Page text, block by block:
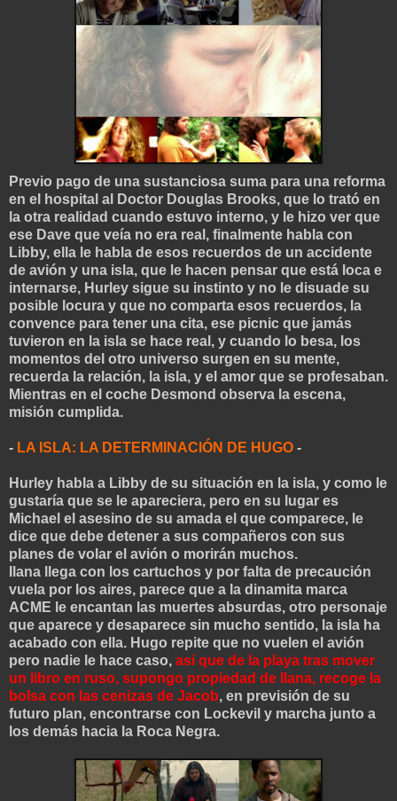
Previo pago de una sustanciosa suma para una reforma
en el hospital al Doctor Douglas Brooks, que lo trató en
la otra realidad cuando estuvo interno, y le hizo ver que
ese Dave que veía no era real, finalmente habla con
Libby, ella le habla de esos recuerdos de un accidente
de avión y una isla, que le hacen pensar que está loca e
internarse, Hurley sigue su instinto y no le disuade su
posible locura y que no comparta esos recuerdos, la
convence para tener una cita, ese picnic que jamás
tuvieron en la isla se hace real, y cuando lo besa, los
momentos del otro universo surgen en su mente,
recuerda la relación, la isla, y el amor que se profesaban.
Mientras en el coche Desmond observa la escena,
misión cumplida.
- LA ISLA: LA DETERMINACIÓN DE HUGO -
Hurley habla a Libby de su situación en la isla, y como le
gustaría que se le apareciera, pero en su lugar es
Michael el asesino de su amada el que comparece, le
dice que debe detener a sus compañeros con sus
planes de volar el avión o morirán muchos.
Ilana llega con los cartuchos y por falta de precaución
vuela por los aires, parece que a la dinamita marca
ACME le encantan las muertes absurdas, otro personaje
que aparece y desaparece sin mucho sentido, la isla ha
acabado con ella. Hugo repite que no vuelen el avión
pero nadie le hace caso, asi que de la playa tras mover
un libro en ruso, supongo propiedad de Ilana, recoge la
bolsa con las cenizas de Jacob, en previsión de su
futuro plan, encontrarse con Lockevil y marcha junto a
los demás hacia la Roca Negra.